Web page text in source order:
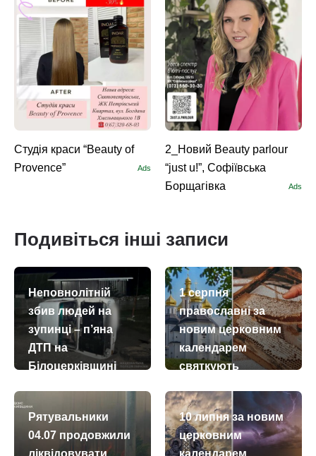
Студія краси “Beauty of
Provence”
Ads
2_Новий Beauty parlour
“just u!”, Софіївська
Борщагівка
Ads
Подивіться інші записи
Неповнолітній
збив людей на
зупинці – п’яна
ДТП на
Білоцерківщині
1 серпня
православні за
новим церковним
календарем
святкують
Винесення чесних
древ
животворчого
Рятувальники
04.07 продовжили
ліквідовувати
10 липня за новим
церковним
календарем